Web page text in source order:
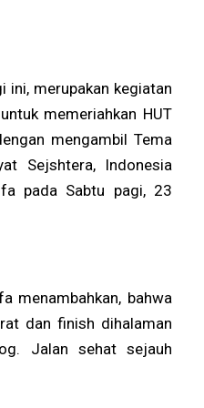
ini, merupakan kegiatan
memeriahkan HUT
mengambil Tema
Sejshtera, Indonesia
pada Sabtu pagi, 23
menambahkan, bahwa
dan finish dihalaman
Jalan sehat sejauh